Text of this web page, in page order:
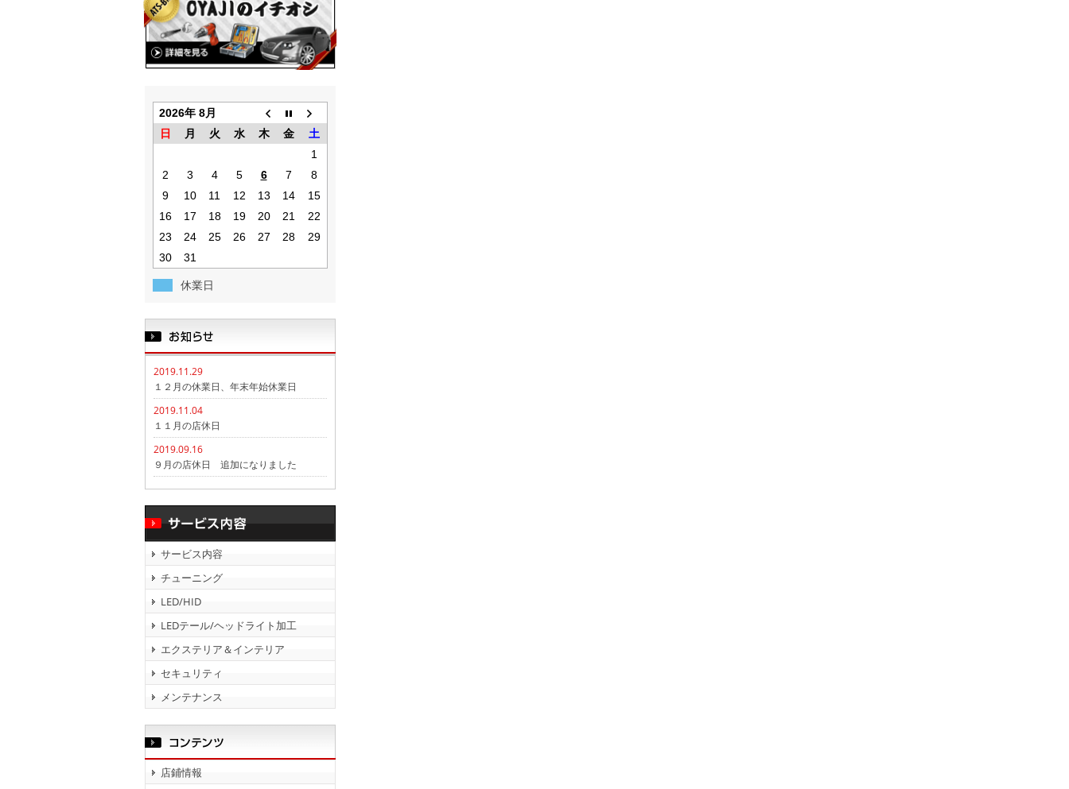
2026年 8月
日
月 火 水 木 金
土
1
2
3 4 5 6 7
8
9
10 11 12 13 14
15
16
17 18 19 20 21
22
23
24 25 26 27 28
29
30
31
休業日
2019.11.29
１２月の休業日、年末年始休業日
2019.11.04
１１月の店休日
2019.09.16
９月の店休日 追加になりました
サービス内容
チューニング
LED/HID
LEDテール/ヘッドライト加工
エクステリア＆インテリア
セキュリティ
メンテナンス
店鋪情報